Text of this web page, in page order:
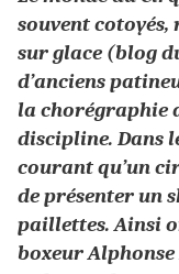
souvent
sur glace (blog
d’anciens
la chorégraphie
discipline. Dans
courant qu’un
de présenter un
paillettes. Ainsi
boxeur